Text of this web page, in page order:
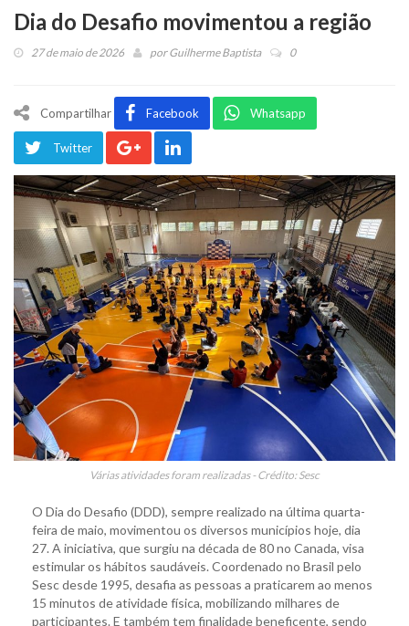
Dia do Desafio movimentou a região
27 de maio de 2026 porGuilherme Baptista 0
Compartilhar Facebook Whatsapp
Twitter
Várias atividades foram realizadas - Crédito: Sesc
O Dia do Desafio (DDD), sempre realizado na última quarta-
feira de maio, movimentou os diversos municípios hoje, dia
27. A iniciativa, que surgiu na década de 80 no Canada, visa
estimular os hábitos saudáveis. Coordenado no Brasil pelo
Sesc desde 1995, desafia as pessoas a praticarem ao menos
15 minutos de atividade física, mobilizando milhares de
participantes. E também tem finalidade beneficente, sendo